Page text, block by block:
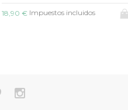
18,90 € Impuestos incluidos